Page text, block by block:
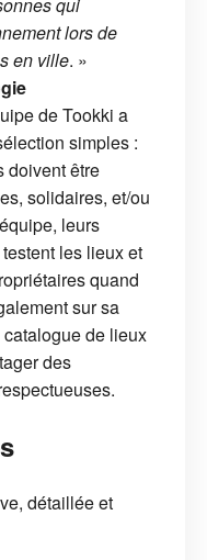
lors de
en ville. »
de Tookki a
simples :
doivent être
solidaires, et/ou
leurs
les lieux et
quand
sur sa
de lieux
des
détaillée et